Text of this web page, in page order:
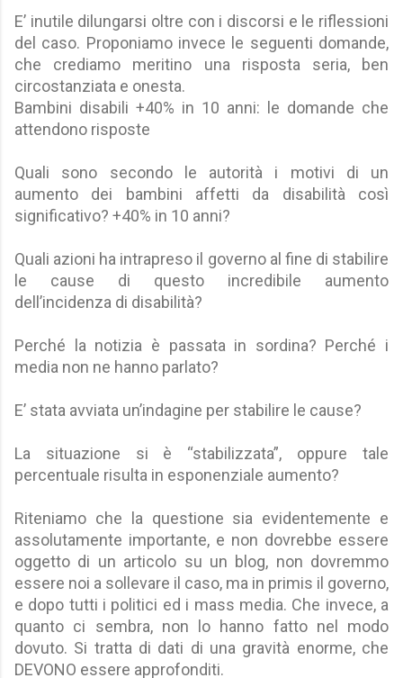
E’ inutile dilungarsi oltre con i discorsi e le riflessioni
del caso. Proponiamo invece le seguenti domande,
che crediamo meritino una risposta seria, ben
circostanziata e onesta.
Bambini disabili +40% in 10 anni: le domande che
attendono risposte
Quali sono secondo le autorità i motivi di un
aumento dei bambini affetti da disabilità così
significativo? +40% in 10 anni?
Quali azioni ha intrapreso il governo al fine di stabilire
le cause di questo incredibile aumento
dell’incidenza di disabilità?
Perché la notizia è passata in sordina? Perché i
media non ne hanno parlato?
E’ stata avviata un’indagine per stabilire le cause?
La situazione si è “stabilizzata”, oppure tale
percentuale risulta in esponenziale aumento?
Riteniamo che la questione sia evidentemente e
assolutamente importante, e non dovrebbe essere
oggetto di un articolo su un blog, non dovremmo
essere noi a sollevare il caso, ma in primis il governo,
e dopo tutti i politici ed i mass media. Che invece, a
quanto ci sembra, non lo hanno fatto nel modo
dovuto. Si tratta di dati di una gravità enorme, che
DEVONO essere approfonditi.